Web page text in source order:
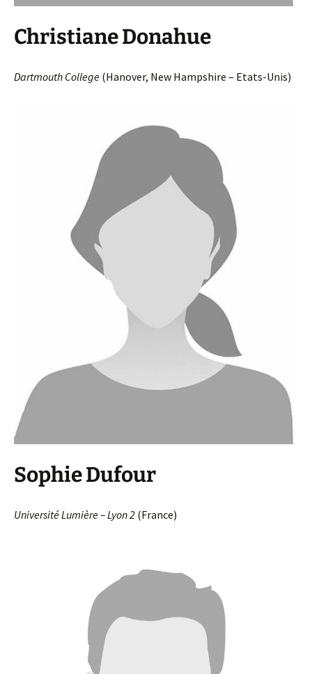
Christiane Donahue
Dartmouth College (Hanover, New Hampshire – Etats-Unis)
Sophie Dufour
Université Lumière – Lyon 2 (France)